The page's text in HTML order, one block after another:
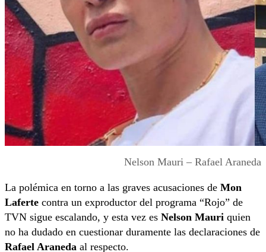
Nelson Mauri – Rafael Araneda
La polémica en torno a las graves acusaciones de Mon
Laferte contra un exproductor del programa “Rojo” de
TVN sigue escalando, y esta vez es Nelson Mauri quien
no ha dudado en cuestionar duramente las declaraciones de
Rafael Araneda al respecto.